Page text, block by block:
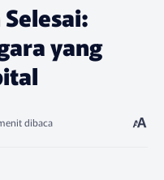
yang
dibaca